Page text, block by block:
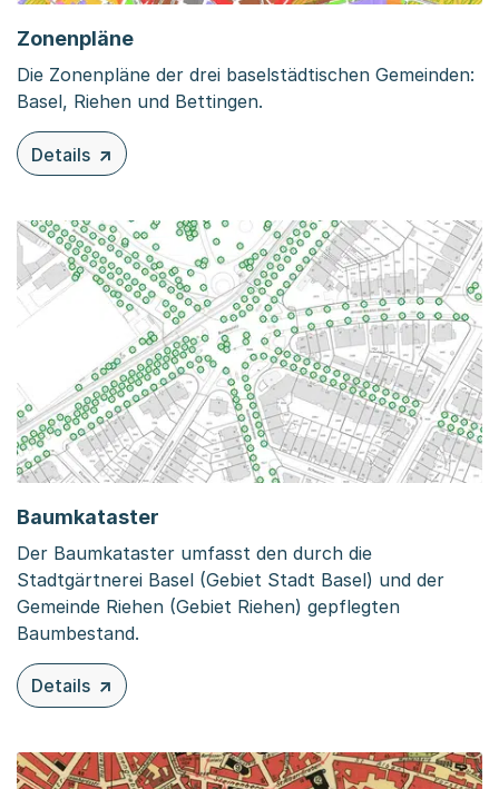
Zonenpläne
Die Zonenpläne der drei baselstädtischen Gemeinden:
Basel, Riehen und Bettingen.
Details
zu diesem Inhalt: Zonenpläne
Baumkataster
Der Baumkataster umfasst den durch die
Stadtgärtnerei Basel (Gebiet Stadt Basel) und der
Gemeinde Riehen (Gebiet Riehen) gepflegten
Baumbestand.
Details
zu diesem Inhalt: Baumkataster